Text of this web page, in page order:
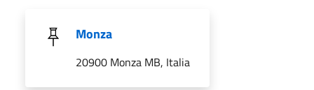
Monza
20900 Monza MB, Italia